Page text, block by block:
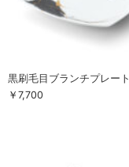
黒刷毛目ブランチプレート
￥7,700